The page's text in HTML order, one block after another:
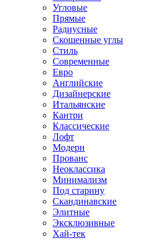
Угловые
Прямые
Радиусные
Скошенные углы
Стиль
Современные
Евро
Английские
Дизайнерские
Итальянские
Кантри
Классические
Лофт
Модерн
Прованс
Неоклассика
Минимализм
Под старину
Скандинавские
Элитные
Эксклюзивные
Хай-тек